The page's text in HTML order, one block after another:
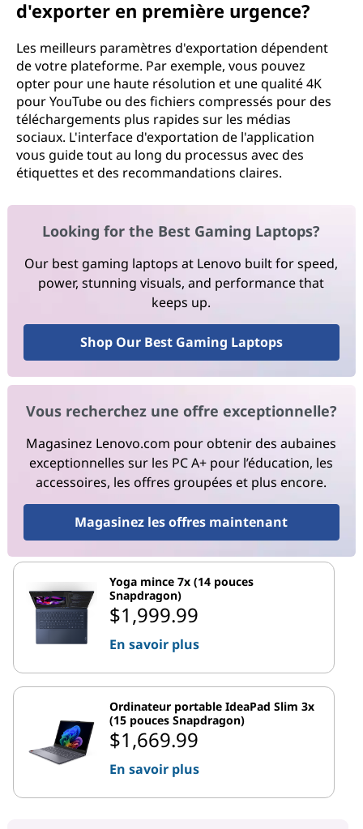
d'exporter en première urgence?
Les meilleurs paramètres d'exportation dépendent
de votre plateforme. Par exemple, vous pouvez
opter pour une haute résolution et une qualité 4K
pour YouTube ou des fichiers compressés pour des
téléchargements plus rapides sur les médias
sociaux. L'interface d'exportation de l'application
vous guide tout au long du processus avec des
étiquettes et des recommandations claires.
Looking for the Best Gaming Laptops?
Our best gaming laptops at Lenovo built for speed,
power, stunning visuals, and performance that
keeps up.
Shop Our Best Gaming Laptops
Vous recherchez une offre exceptionnelle?
Magasinez Lenovo.com pour obtenir des aubaines
exceptionnelles sur les PC A+ pour l’éducation, les
accessoires, les offres groupées et plus encore.
Magasinez les offres maintenant
Yoga mince 7x (14 pouces
Snapdragon)
$1,999.99
En savoir plus
Ordinateur portable IdeaPad Slim 3x
(15 pouces Snapdragon)
$1,669.99
En savoir plus